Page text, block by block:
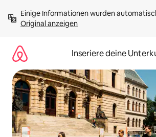
Inhalten
springenOriginal anzeigen
Inseriere deine